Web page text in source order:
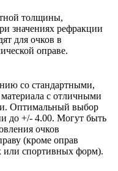
толщины,
значениях рефракции
для очков в
оправе.
со стандартными,
с отличными
Оптимальный выбор
до +/- 4.00. Могут быть
очков
(кроме оправ
или спортивных форм).